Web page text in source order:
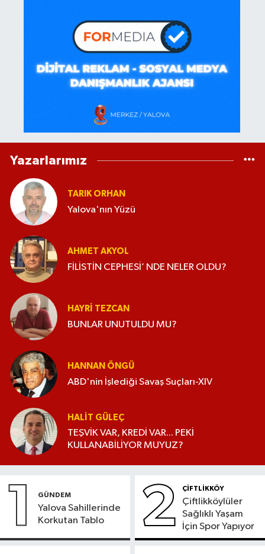
Yazarlarımız
TARIK ORHAN
Yalova'nın Yüzü
AHMET AKYOL
FİLİSTİN CEPHESİ’ NDE NELER OLDU?
HAYRI TEZCAN
BUNLAR UNUTULDU MU?
HANNAN ÖNGÜ
ABD'nin İşlediği Savaş Suçları-XIV
HALIT GÜLEÇ
TEŞVİK VAR, KREDİ VAR... PEKİ
KULLANABİLİYOR MUYUZ?
1 GÜNDEM
Yalova Sahillerinde
Korkutan Tablo
2 ÇİFTLİKKÖY
Çiftlikköylüler
Sağlıklı Yaşam
İçin Spor Yapıyor